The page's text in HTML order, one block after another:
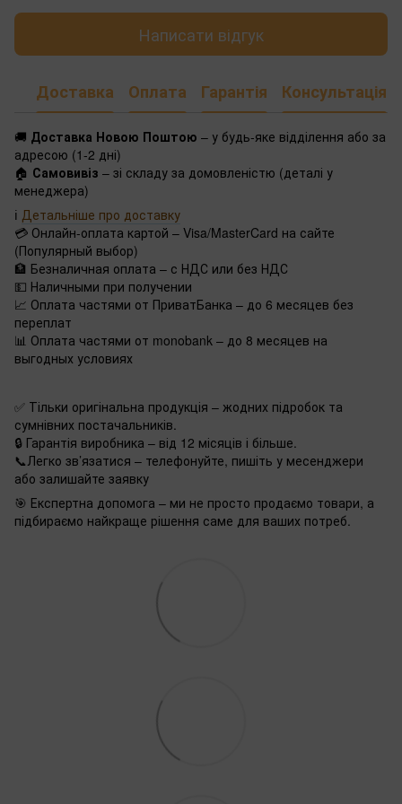
Написати відгук
Доставка Оплата Гарантія Консультація
🚚 Доставка Новою Поштою – у будь-яке відділення або за
адресою (1-2 дні)
🏠 Самовивіз – зі складу за домовленістю (деталі у
менеджера)
ℹ️ Детальніше про доставку
💳 Онлайн-оплата картой – Visa/MasterCard на сайте
(Популярный выбор)
🏦 Безналичная оплата – с НДС или без НДС
💵 Наличными при получении
📈 Оплата частями от ПриватБанка – до 6 месяцев без
переплат
📊 Оплата частями от monobank – до 8 месяцев на
выгодных условиях
✅ Тільки оригінальна продукція – жодних підробок та
сумнівних постачальників.
🔒 Гарантія виробника – від 12 місяців і більше.
📞Легко зв’язатися – телефонуйте, пишіть у месенджери
або залишайте заявку
🎯 Експертна допомога – ми не просто продаємо товари, а
підбираємо найкраще рішення саме для ваших потреб.